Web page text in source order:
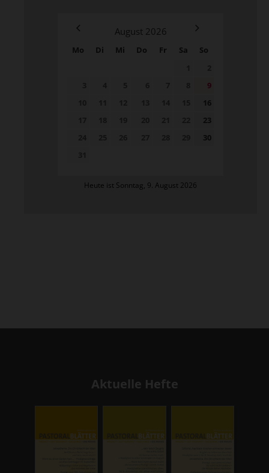
August 2026
Mo Di Mi Do Fr Sa
So
9
16
23
30
Heute ist Sonntag, 9. August 2026
Aktuelle Hefte